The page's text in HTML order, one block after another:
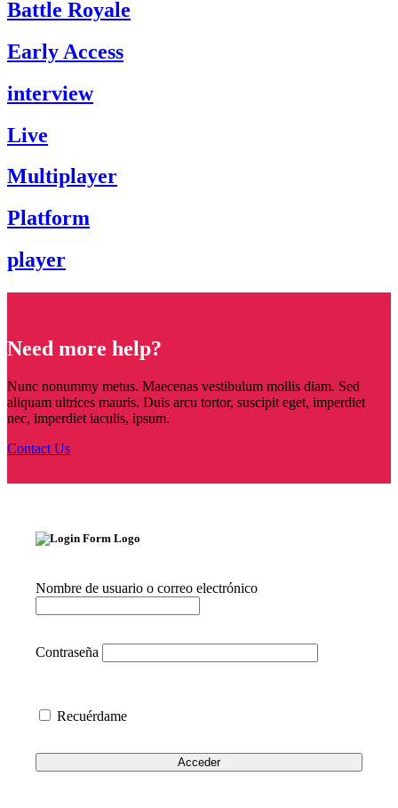
Battle Royale
Early Access
interview
Live
Multiplayer
Platform
player
Need more help?
Nunc nonummy metus. Maecenas vestibulum mollis diam. Sed
aliquam ultrices mauris. Duis arcu tortor, suscipit eget, imperdiet
nec, imperdiet iaculis, ipsum.
Contact Us
Nombre de usuario o correo electrónico
Contraseña
Recuérdame